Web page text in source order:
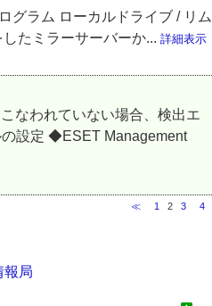
グラム ローカルドライブ / リム
たミラーサーバーか... 詳細表示
なわれていない場合、検出エ
設定 ◆ESET Management
≪ 1 2 3 4